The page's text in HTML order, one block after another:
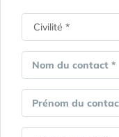
Nom du contact *
Prénom du